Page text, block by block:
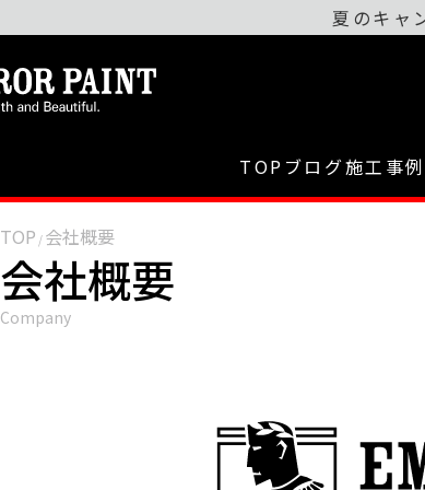
TOP ブログ施工事例
TOP / 会社概要
会社概要
Company